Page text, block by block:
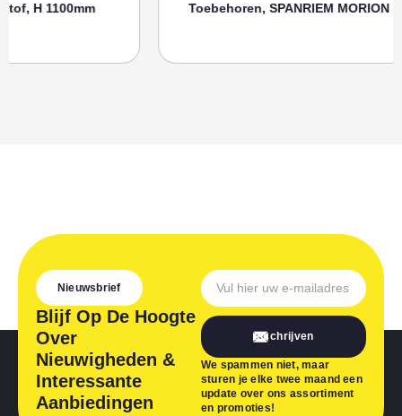
Toebehoren, SPANRIEM MORION Zuilenbeschermer
Nieuwsbrief
Blijf Op De Hoogte
Over
Nieuwigheden &
Interessante
Aanbiedingen
Inschrijven
We spammen niet, maar
sturen je elke twee maand een
update over ons assortiment
en promoties!